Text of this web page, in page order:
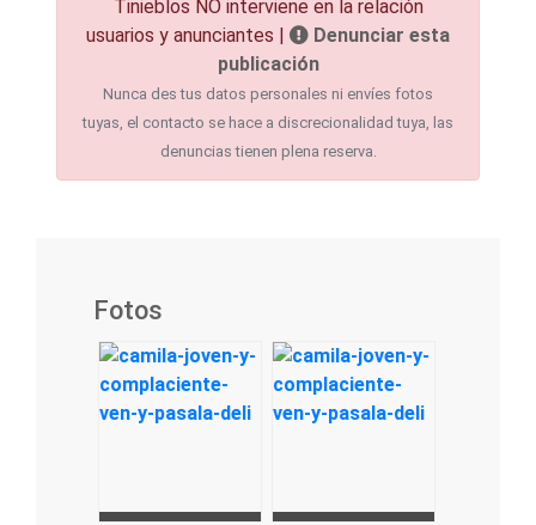
Tinieblos NO interviene en la relación
usuarios y anunciantes |
Denunciar esta
publicación
Nunca des tus datos personales ni envíes fotos
tuyas, el contacto se hace a discrecionalidad tuya, las
denuncias tienen plena reserva.
Fotos